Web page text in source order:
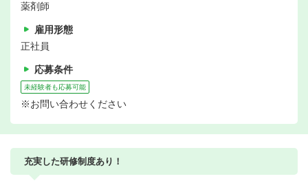
薬剤師
雇用形態
正社員
応募条件
未経験者も応募可能
※お問い合わせください
充実した研修制度あり！